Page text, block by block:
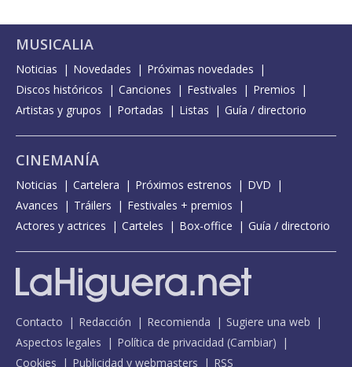
MUSICALIA
Noticias Novedades
Próximas novedades
Discos históricos
Canciones Festivales
Premios
Artistas y grupos
Portadas Listas Guía / directorio
CINEMANÍA
Noticias Cartelera Próximos estrenos
DVD
Avances
Tráilers
Festivales + premios
Actores y actrices
Carteles Box-office Guía / directorio
Contacto Redacción Recomienda
Sugiere una web
Aspectos legales
Política de privacidad (Cambiar)
Cookies
Publicidad y webmasters RSS